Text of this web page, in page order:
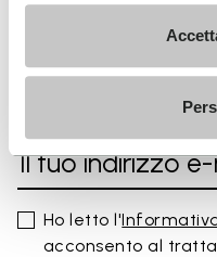
Ho letto l'
acconsento al